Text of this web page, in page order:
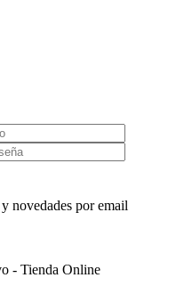
novedades por email